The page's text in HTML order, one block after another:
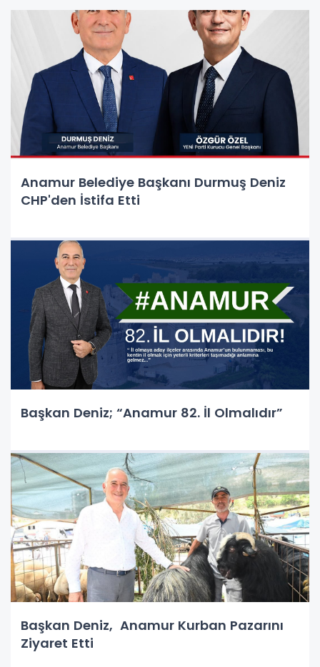
Anamur Belediye Başkanı Durmuş Deniz
CHP'den İstifa Etti
Başkan Deniz; “Anamur 82. İl Olmalıdır”
Başkan Deniz, Anamur Kurban Pazarını
Ziyaret Etti